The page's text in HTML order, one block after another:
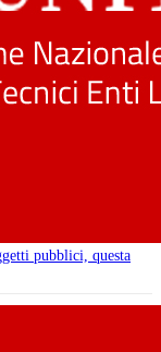
pubblici, questa